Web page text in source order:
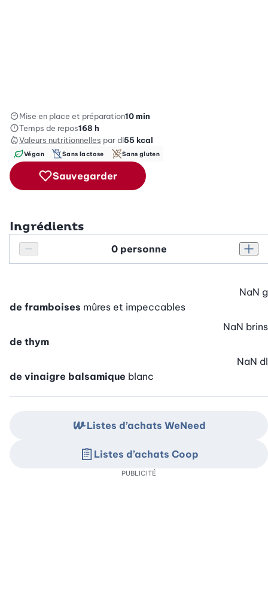
Mise en place et préparation10 min
Temps de repos168 h
Valeurs nutritionnelles par dl55 kcal
Végan Sans lactose Sans gluten
Sauvegarder
Ingrédients
Réduire le nombre de personnes
Personnes
de framboises mûres et impeccables
NaN g
de thym
NaN brins
de vinaigre balsamique blanc
NaN dl
Listes d’achats WeNeed
Listes d’achats Coop
PUBLICITÉ